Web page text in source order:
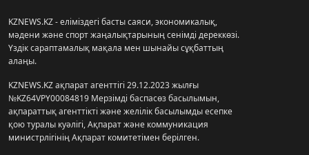
KZNEWS.KZ - еліміздегі басты саяси, экономикалық,
мәдени және спорт жаңалықтарының сенімді дереккөзі.
Үздік сараптамалық мақала мен шынайы сұқбаттың
алаңы.
KZNEWS.KZ ақпарат агенттігі 29.12.2023 жылғы
№KZ64VPY00084819 Мерзімді баспасөз басылымын,
ақпараттық агенттікті және желілік басылымды есепке
қою туралы куәлігі, Ақпарат және коммуникация
министрлігінің Ақпарат комитетімен берілген.